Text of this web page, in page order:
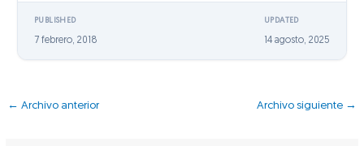
PUBLISHED
7 febrero, 2018
UPDATED
14 agosto, 2025
← Archivo anterior Archivo siguiente →